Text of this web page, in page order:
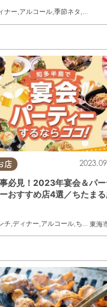
ナー,アルコール,季節ネタ ,ちたま
店
必見！2023年宴会＆パ
おすすめ店4選／ちたま
チ,ディナー,アルコール,ちたまる広告